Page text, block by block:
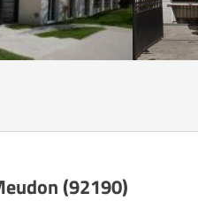
(92190)